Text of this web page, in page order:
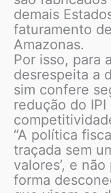
demais
faturamento
Amazonas.
Por isso, para
desrespeita a
sim confere
redução do
“A política
traçada sem
valores’, e
forma